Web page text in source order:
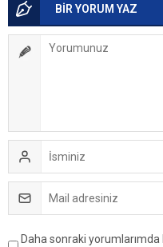
BİR YORUM YAZ
Daha sonraki yorumlarımda